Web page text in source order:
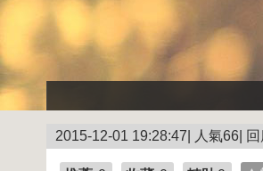
2015-12-01 19:28:47| 人氣66| 回